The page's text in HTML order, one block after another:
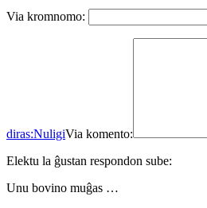
Via kromnomo:
diras:NuligiVia komento:
Elektu la ĝustan respondon sube:
Unu bovino muĝas …